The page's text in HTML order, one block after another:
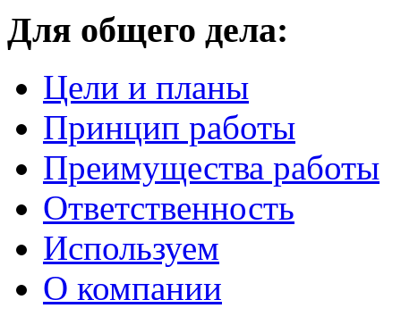
Для общего дела:
Цели и планы
Принцип работы
Преимущества работы
Ответственность
Используем
О компании